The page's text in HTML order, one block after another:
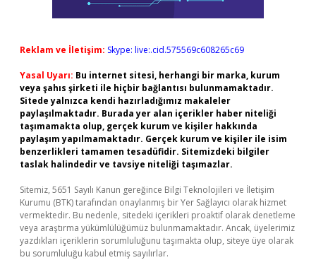
Reklam ve İletişim: Skype: live:.cid.575569c608265c69
Yasal Uyarı: Bu internet sitesi, herhangi bir marka, kurum
veya şahıs şirketi ile hiçbir bağlantısı bulunmamaktadır.
Sitede yalnızca kendi hazırladığımız makaleler
paylaşılmaktadır. Burada yer alan içerikler haber niteliği
taşımamakta olup, gerçek kurum ve kişiler hakkında
paylaşım yapılmamaktadır. Gerçek kurum ve kişiler ile isim
benzerlikleri tamamen tesadüfidir. Sitemizdeki bilgiler
taslak halindedir ve tavsiye niteliği taşımazlar.
Sitemiz, 5651 Sayılı Kanun gereğince Bilgi Teknolojileri ve İletişim
Kurumu (BTK) tarafından onaylanmış bir Yer Sağlayıcı olarak hizmet
vermektedir. Bu nedenle, sitedeki içerikleri proaktif olarak denetleme
veya araştırma yükümlülüğümüz bulunmamaktadır. Ancak, üyelerimiz
yazdıkları içeriklerin sorumluluğunu taşımakta olup, siteye üye olarak
bu sorumluluğu kabul etmiş sayılırlar.